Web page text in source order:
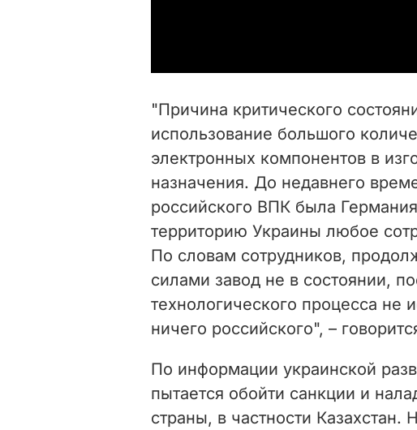
i
e
"Причина критического
использование большого
электронных компонентов в
назначения. До недавнего
российского ВПК была
территорию Украины любое
По словам сотрудников,
силами завод не в состоянии,
технологического процесса не
ничего российского", –
По информации украинской
пытается обойти санкции и
страны, в частности Казахстан.